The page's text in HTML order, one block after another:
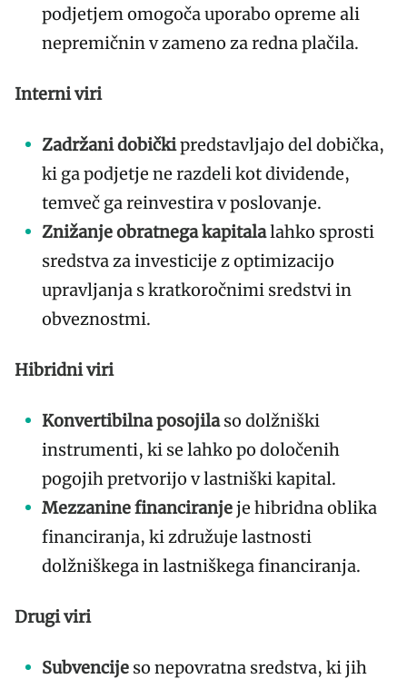
podjetjem omogoča uporabo opreme ali
nepremičnin v zameno za redna plačila.
Interni viri
Zadržani dobičkipredstavljajo del dobička,
ki ga podjetje ne razdeli kot dividende,
temveč ga reinvestira v poslovanje.
Znižanje obratnega kapitalalahko sprosti
sredstva za investicije z optimizacijo
upravljanja s kratkoročnimi sredstvi in
obveznostmi.
Hibridni viri
Konvertibilna posojilaso dolžniški
instrumenti, ki se lahko po določenih
pogojih pretvorijo v lastniški kapital.
Mezzanine financiranjeje hibridna oblika
financiranja, ki združuje lastnosti
dolžniškega in lastniškega financiranja.
Drugi viri
Subvencije so nepovratna sredstva, ki jih